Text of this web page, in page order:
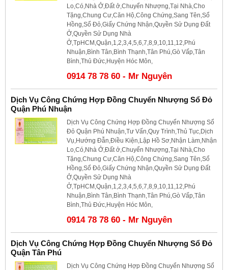
Lo,Có,Nhà Ở,Đất ở,Chuyển Nhượng,Tại Nhà,Cho
Tặng,Chung Cư,Căn Hộ,Công Chứng,Sang Tên,Sổ
Hồng,Sổ Đỏ,Giấy Chứng Nhận,Quyền Sử Dụng Đất
Ở,Quyền Sử Dụng Nhà
Ở,TpHCM,Quận,1,2,3,4,5,6,7,8,9,10,11,12,Phú
Nhuận,Bình Tân,Bình Thạnh,Tân Phú,Gò Vấp,Tân
Bình,Thủ Đức,Huyện Hóc Môn,
0914 78 78 60 - Mr Nguyên
Dịch Vụ Công Chứng Hợp Đồng Chuyển Nhượng Sổ Đỏ
Quận Phú Nhuận
Dịch Vụ Công Chứng Hợp Đồng Chuyển Nhượng Sổ
Đỏ Quận Phú Nhuận,Tư Vấn,Quy Trình,Thủ Tục,Dịch
Vụ,Hướng Đẫn,Điều Kiện,Lập Hồ Sơ,Nhận Làm,Nhận
Lo,Có,Nhà Ở,Đất ở,Chuyển Nhượng,Tại Nhà,Cho
Tặng,Chung Cư,Căn Hộ,Công Chứng,Sang Tên,Sổ
Hồng,Sổ Đỏ,Giấy Chứng Nhận,Quyền Sử Dụng Đất
Ở,Quyền Sử Dụng Nhà
Ở,TpHCM,Quận,1,2,3,4,5,6,7,8,9,10,11,12,Phú
Nhuận,Bình Tân,Bình Thạnh,Tân Phú,Gò Vấp,Tân
Bình,Thủ Đức,Huyện Hóc Môn,
0914 78 78 60 - Mr Nguyên
Dịch Vụ Công Chứng Hợp Đồng Chuyển Nhượng Sổ Đỏ
Quận Tân Phú
Dịch Vụ Công Chứng Hợp Đồng Chuyển Nhượng Sổ